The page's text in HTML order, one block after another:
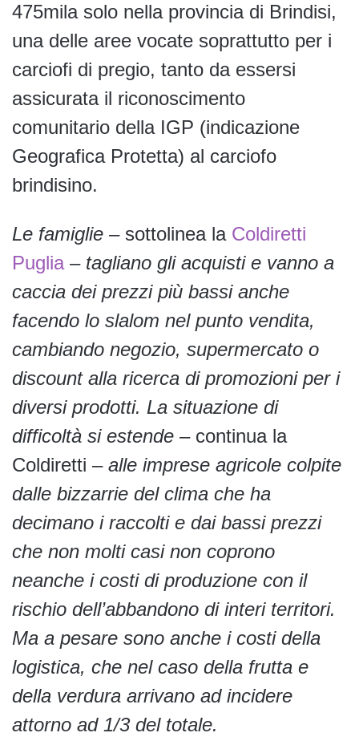
475mila solo nella provincia di Brindisi,
una delle aree vocate soprattutto per i
carciofi di pregio, tanto da essersi
assicurata il riconoscimento
comunitario della IGP (indicazione
Geografica Protetta) al carciofo
brindisino.
Le famiglie – sottolinea la Coldiretti
Puglia– tagliano gli acquisti e vanno a
caccia dei prezzi più bassi anche
facendo lo slalom nel punto vendita,
cambiando negozio, supermercato o
discount alla ricerca di promozioni per i
diversi prodotti. La situazione di
difficoltà si estende – continua la
Coldiretti – alle imprese agricole colpite
dalle bizzarrie del clima che ha
decimano i raccolti e dai bassi prezzi
che non molti casi non coprono
neanche i costi di produzione con il
rischio dell’abbandono di interi territori.
Ma a pesare sono anche i costi della
logistica, che nel caso della frutta e
della verdura arrivano ad incidere
attorno ad 1/3 del totale.